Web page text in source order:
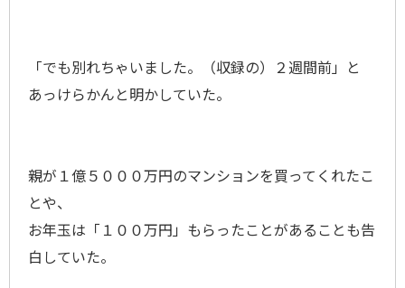
「でも別れちゃいました。（収録の）２週間前」と
あっけらかんと明かしていた。
親が１億５０００万円のマンションを買ってくれたこ
とや、
お年玉は「１００万円」もらったことがあることも告
白していた。